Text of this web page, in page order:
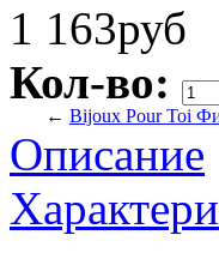
1 163руб
Кол-во:
← Bijoux Pour Toi
Описание